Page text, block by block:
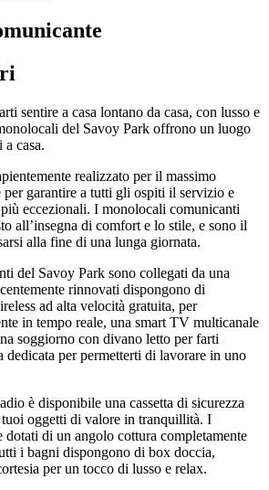
sentire a casa lontano da casa, con lusso e
del Savoy Park offrono un luogo
casa.
realizzato per il massimo
garantire a tutti gli ospiti il servizio e
eccezionali. I monolocali comunicanti
all’insegna di comfort e lo stile, e sono il
alla fine di una lunga giornata.
del Savoy Park sono collegati da una
rinnovati dispongono di
ad alta velocità gratuita, per
in tempo reale, una smart TV multicanale
soggiorno con divano letto per farti
dedicata per permetterti di lavorare in uno
è disponibile una cassetta di sicurezza
oggetti di valore in tranquillità. I
di un angolo cottura completamente
i bagni dispongono di box doccia,
per un tocco di lusso e relax.